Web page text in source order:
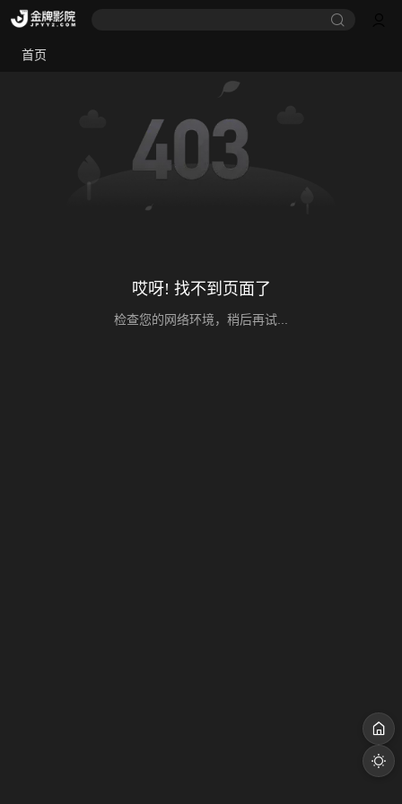
首页
哎呀! 找不到页面了
检查您的网络环境，稍后再试...